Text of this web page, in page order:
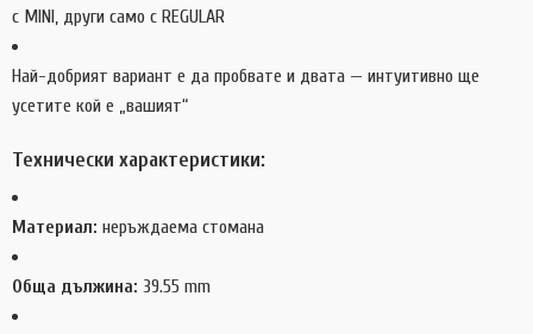
с MINI, други само с REGULAR
Най-добрият вариант е да пробвате и двата — интуитивно ще
усетите кой е „вашият“
Технически характеристики:
Материал: неръждаема стомана
Обща дължина: 39.55 mm